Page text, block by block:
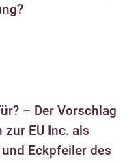
– Der Vorschlag
EU Inc. als
Eckpfeiler des